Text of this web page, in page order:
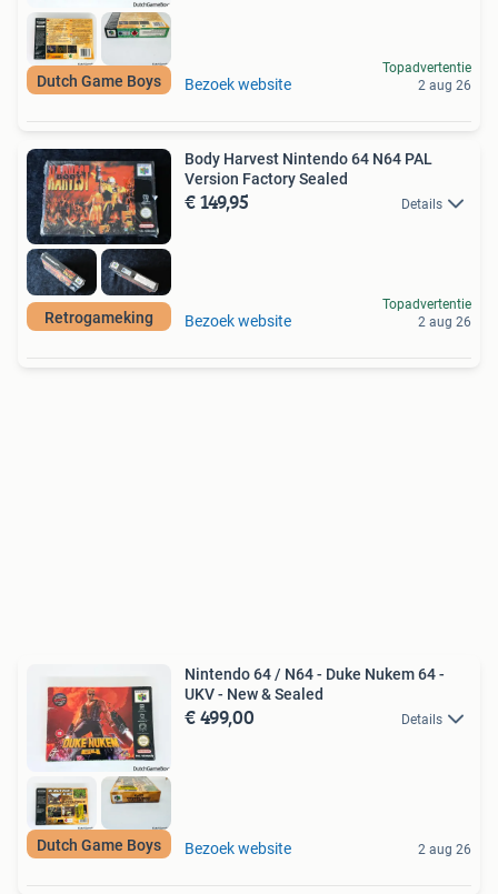
Dutch Game Boys Bezoek website
Topadvertentie
2 aug 26
Retrogameking
Body Harvest Nintendo 64 N64 PAL
Version Factory Sealed
€ 149,95 Details
Bezoek website
Topadvertentie
2 aug 26
Dutch Game Boys
Nintendo 64 / N64 - Duke Nukem 64 -
UKV - New & Sealed
€ 499,00 Details
Bezoek website 2 aug 26